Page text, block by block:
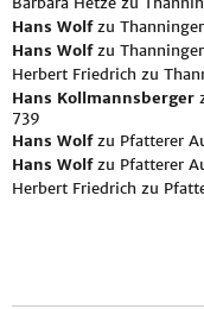
Hans Wolfzu
Hans Wolfzu
Herbert Friedrich zu
Hans Kollmannsberger
739
Hans Wolfzu Pfatterer
Hans Wolfzu Pfatterer
Herbert Friedrich zu